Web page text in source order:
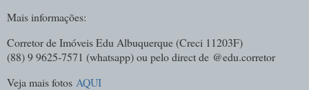
Mais informações:
Corretor de Imóveis Edu Albuquerque (Creci 11203F)
(88) 9 9625-7571 (whatsapp) ou pelo direct de @edu.corretor
Veja mais fotos AQUI